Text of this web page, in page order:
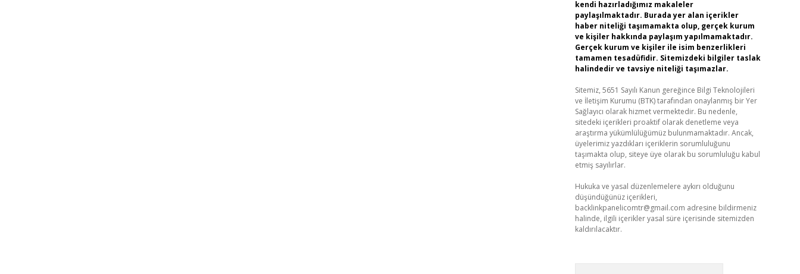
kendi hazırladığımız makaleler
paylaşılmaktadır. Burada yer alan içerikler
haber niteliği taşımamakta olup, gerçek kurum
ve kişiler hakkında paylaşım yapılmamaktadır.
Gerçek kurum ve kişiler ile isim benzerlikleri
tamamen tesadüfidir. Sitemizdeki bilgiler taslak
halindedir ve tavsiye niteliği taşımazlar.
Sitemiz, 5651 Sayılı Kanun gereğince Bilgi Teknolojileri
ve İletişim Kurumu (BTK) tarafından onaylanmış bir Yer
Sağlayıcı olarak hizmet vermektedir. Bu nedenle,
sitedeki içerikleri proaktif olarak denetleme veya
araştırma yükümlülüğümüz bulunmamaktadır. Ancak,
üyelerimiz yazdıkları içeriklerin sorumluluğunu
taşımakta olup, siteye üye olarak bu sorumluluğu kabul
etmiş sayılırlar.
Hukuka ve yasal düzenlemelere aykırı olduğunu
düşündüğünüz içerikleri,
backlinkpanelicomtr@gmail.com adresine bildirmeniz
halinde, ilgili içerikler yasal süre içerisinde sitemizden
kaldırılacaktır.